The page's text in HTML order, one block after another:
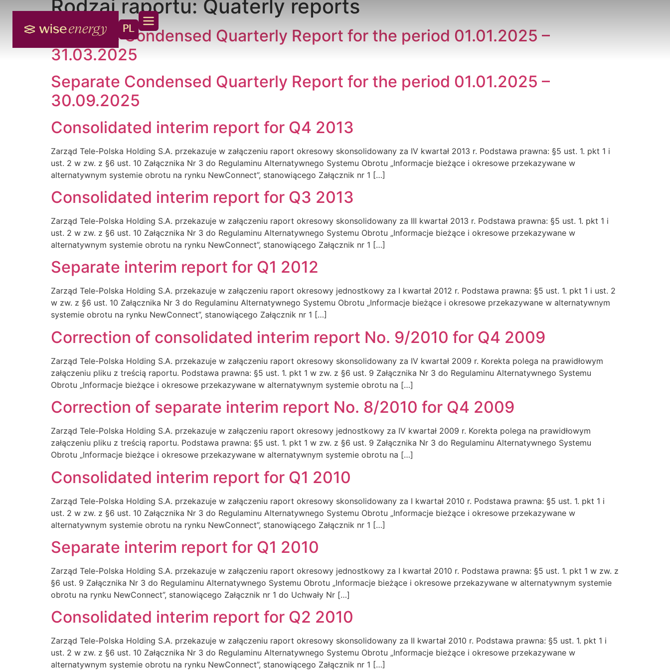
PL
Rodzaj raportu: Quaterly reports
Separate Condensed Quarterly Report for the period 01.01.2025 –
31.03.2025
Separate Condensed Quarterly Report for the period 01.01.2025 –
30.09.2025
Consolidated interim report for Q4 2013
Zarząd Tele-Polska Holding S.A. przekazuje w załączeniu raport okresowy skonsolidowany za IV kwartał 2013 r. Podstawa prawna: §5 ust. 1. pkt 1 i
ust. 2 w zw. z §6 ust. 10 Załącznika Nr 3 do Regulaminu Alternatywnego Systemu Obrotu „Informacje bieżące i okresowe przekazywane w
alternatywnym systemie obrotu na rynku NewConnect”, stanowiącego Załącznik nr 1 […]
Consolidated interim report for Q3 2013
Zarząd Tele-Polska Holding S.A. przekazuje w załączeniu raport okresowy skonsolidowany za III kwartał 2013 r. Podstawa prawna: §5 ust. 1. pkt 1 i
ust. 2 w zw. z §6 ust. 10 Załącznika Nr 3 do Regulaminu Alternatywnego Systemu Obrotu „Informacje bieżące i okresowe przekazywane w
alternatywnym systemie obrotu na rynku NewConnect”, stanowiącego Załącznik nr 1 […]
Separate interim report for Q1 2012
Zarząd Tele-Polska Holding S.A. przekazuje w załączeniu raport okresowy jednostkowy za I kwartał 2012 r. Podstawa prawna: §5 ust. 1. pkt 1 i ust. 2
w zw. z §6 ust. 10 Załącznika Nr 3 do Regulaminu Alternatywnego Systemu Obrotu „Informacje bieżące i okresowe przekazywane w alternatywnym
systemie obrotu na rynku NewConnect”, stanowiącego Załącznik nr 1 […]
Correction of consolidated interim report No. 9/2010 for Q4 2009
Zarząd Tele-Polska Holding S.A. przekazuje w załączeniu raport okresowy skonsolidowany za IV kwartał 2009 r. Korekta polega na prawidłowym
załączeniu pliku z treścią raportu. Podstawa prawna: §5 ust. 1. pkt 1 w zw. z §6 ust. 9 Załącznika Nr 3 do Regulaminu Alternatywnego Systemu
Obrotu „Informacje bieżące i okresowe przekazywane w alternatywnym systemie obrotu na […]
Correction of separate interim report No. 8/2010 for Q4 2009
Zarząd Tele-Polska Holding S.A. przekazuje w załączeniu raport okresowy jednostkowy za IV kwartał 2009 r. Korekta polega na prawidłowym
załączeniu pliku z treścią raportu. Podstawa prawna: §5 ust. 1. pkt 1 w zw. z §6 ust. 9 Załącznika Nr 3 do Regulaminu Alternatywnego Systemu
Obrotu „Informacje bieżące i okresowe przekazywane w alternatywnym systemie obrotu na […]
Consolidated interim report for Q1 2010
Zarząd Tele-Polska Holding S.A. przekazuje w załączeniu raport okresowy skonsolidowany za I kwartał 2010 r. Podstawa prawna: §5 ust. 1. pkt 1 i
ust. 2 w zw. z §6 ust. 10 Załącznika Nr 3 do Regulaminu Alternatywnego Systemu Obrotu „Informacje bieżące i okresowe przekazywane w
alternatywnym systemie obrotu na rynku NewConnect”, stanowiącego Załącznik nr 1 […]
Separate interim report for Q1 2010
Zarząd Tele-Polska Holding S.A. przekazuje w załączeniu raport okresowy jednostkowy za I kwartał 2010 r. Podstawa prawna: §5 ust. 1. pkt 1 w zw. z
§6 ust. 9 Załącznika Nr 3 do Regulaminu Alternatywnego Systemu Obrotu „Informacje bieżące i okresowe przekazywane w alternatywnym systemie
obrotu na rynku NewConnect”, stanowiącego Załącznik nr 1 do Uchwały Nr […]
Consolidated interim report for Q2 2010
Zarząd Tele-Polska Holding S.A. przekazuje w załączeniu raport okresowy skonsolidowany za II kwartał 2010 r. Podstawa prawna: §5 ust. 1. pkt 1 i
ust. 2 w zw. z §6 ust. 10 Załącznika Nr 3 do Regulaminu Alternatywnego Systemu Obrotu „Informacje bieżące i okresowe przekazywane w
alternatywnym systemie obrotu na rynku NewConnect”, stanowiącego Załącznik nr 1 […]